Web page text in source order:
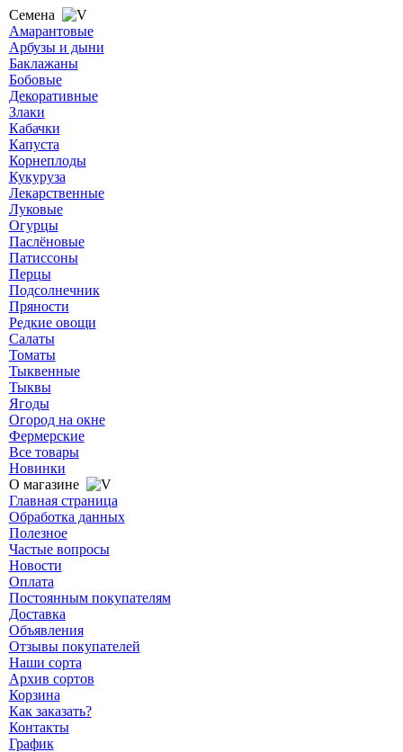
Семена
Амарантовые
Арбузы и дыни
Баклажаны
Бобовые
Декоративные
Злаки
Кабачки
Капуста
Корнеплоды
Кукуруза
Лекарственные
Луковые
Огурцы
Паслёновые
Патиссоны
Перцы
Подсолнечник
Пряности
Редкие овощи
Салаты
Томаты
Тыквенные
Тыквы
Ягоды
Огород на окне
Фермерские
Все товары
Новинки
О магазине
Главная страница
Обработка данных
Полезное
Частые вопросы
Новости
Оплата
Постоянным покупателям
Доставка
Объявления
Отзывы покупателей
Наши сорта
Архив сортов
Корзина
Как заказать?
Контакты
График